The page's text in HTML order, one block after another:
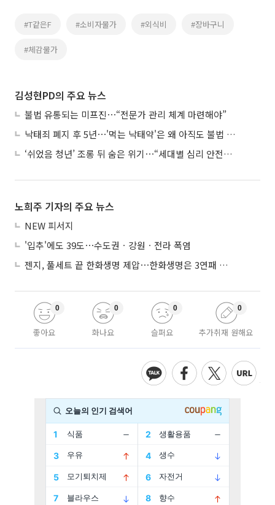
#T같은F #소비자물가 #외식비 #장바구니
#체감물가
김성현PD의 주요 뉴스
불법 유통되는 미프진⋯“전문가 관리 체계 마련해야”
낙태죄 폐지 후 5년⋯'먹는 낙태약'은 왜 아직도 불법 유통되나
‘쉬었음 청년’ 조롱 뒤 숨은 위기⋯“세대별 심리 안전망 시급”
노희주 기자의 주요 뉴스
NEW 피서지
'입추'에도 39도⋯수도권ㆍ강원ㆍ전라 폭염
젠지, 풀세트 끝 한화생명 제압⋯한화생명은 3연패 수렁
좋아요
0
화나요
0
슬퍼요
0
추가취재 원해요
0